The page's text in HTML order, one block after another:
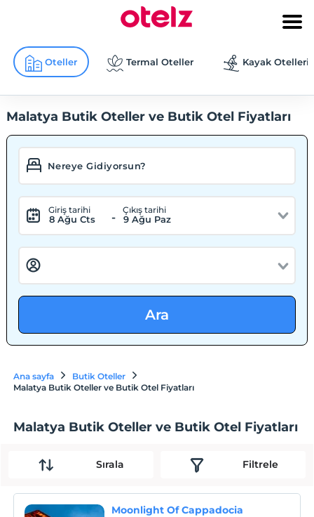
Oteller Termal Oteller Kayak Otelleri
Malatya Butik Oteller ve Butik Otel Fiyatları
Giriş tarihi
8 Ağu Cts -
Çıkış tarihi
9 Ağu Paz
Ara
Ana sayfa
Butik Oteller
Malatya Butik Oteller ve Butik Otel Fiyatları
Malatya Butik Oteller ve Butik Otel Fiyatları
Sırala Filtrele
Moonlight Of Cappadocia